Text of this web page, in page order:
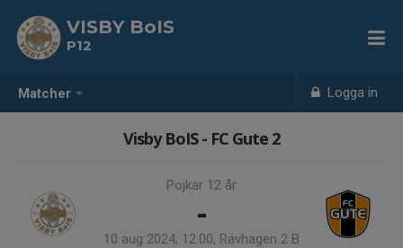
Matcher Logga in
VISBY BoIS
P12
Visby BoIS - FC Gute 2
Pojkar 12 år
-
10 aug 2024, 12:00, Rävhagen 2 B